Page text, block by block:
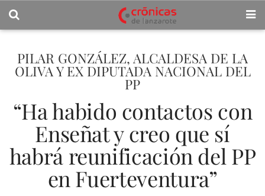
PILAR GONZÁLEZ, ALCALDESA DE LA
OLIVA Y EX DIPUTADA NACIONAL DEL
PP
“Ha habido contactos con
Enseñat y creo que sí
habrá reunificación del PP
en Fuerteventura”